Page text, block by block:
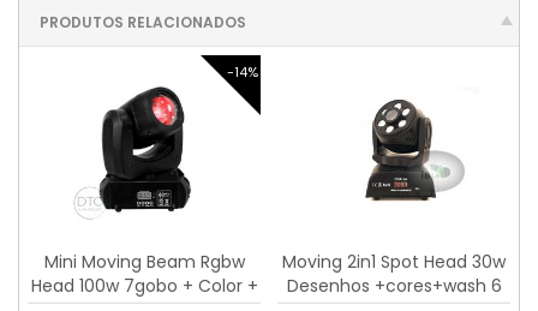
PRODUTOS RELACIONADOS
-14%
Mini Moving Beam Rgbw
Head 100w 7gobo + Color +
Moving 2in1 Spot Head 30w
Desenhos +cores+wash 6